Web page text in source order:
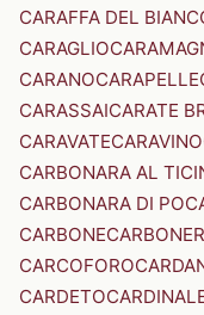
CARAFFA DEL
CARAGLIO
CARANOCARAPELLE
CARASSAICARATE
CARAVATECARAVINO
CARBONARA AL
CARBONARA DI PO
CARBONE
CARCOFORO
CARDETO